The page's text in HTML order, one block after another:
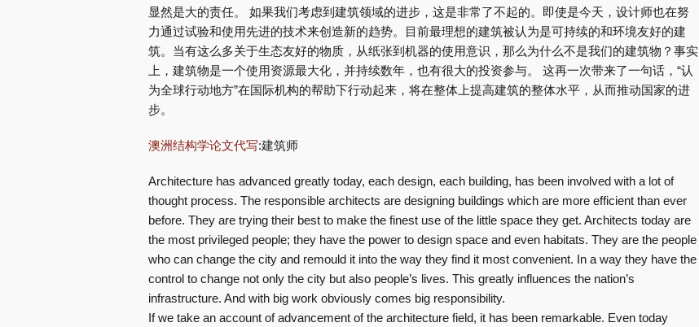
显然是大的责任。 如果我们考虑到建筑领域的进步，这是非常了不起的。即使是今天，设计师也在努
力通过试验和使用先进的技术来创造新的趋势。目前最理想的建筑被认为是可持续的和环境友好的建
筑。当有这么多关于生态友好的物质，从纸张到机器的使用意识，那么为什么不是我们的建筑物？事实
上，建筑物是一个使用资源最大化，并持续数年，也有很大的投资参与。 这再一次带来了一句话，“认
为全球行动地方”在国际机构的帮助下行动起来，将在整体上提高建筑的整体水平，从而推动国家的进
步。
澳洲结构学论文代写:建筑师
Architecture has advanced greatly today, each design, each building, has been involved with a lot of
thought process. The responsible architects are designing buildings which are more efficient than ever
before. They are trying their best to make the finest use of the little space they get. Architects today are
the most privileged people; they have the power to design space and even habitats. They are the people
who can change the city and remould it into the way they find it most convenient. In a way they have the
control to change not only the city but also people’s lives. This greatly influences the nation’s
infrastructure. And with big work obviously comes big responsibility.
If we take an account of advancement of the architecture field, it has been remarkable. Even today